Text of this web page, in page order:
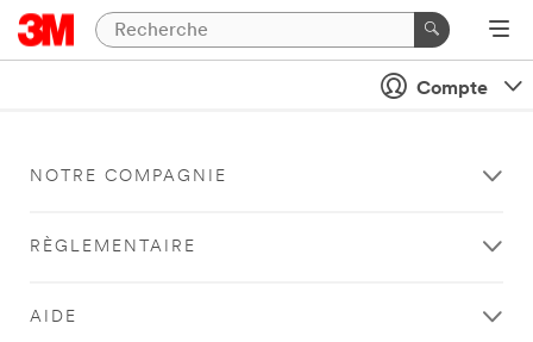
Compte
NOTRE COMPAGNIE
RÈGLEMENTAIRE
AIDE